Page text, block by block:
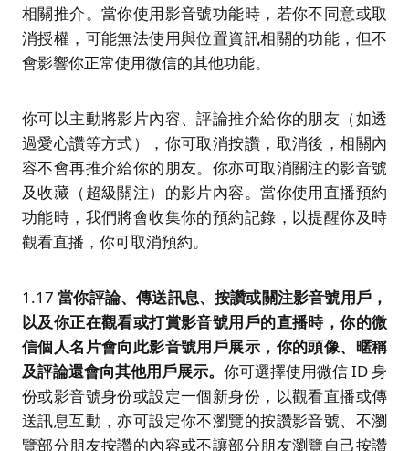
相關推介。當你使用影音號功能時，若你不同意或取
消授權，可能無法使用與位置資訊相關的功能，但不
會影響你正常使用微信的其他功能。
你可以主動將影片內容、評論推介給你的朋友（如透
過愛心讚等方式），你可取消按讚，取消後，相關內
容不會再推介給你的朋友。你亦可取消關注的影音號
及收藏（超級關注）的影片內容。當你使用直播預約
功能時，我們將會收集你的預約記錄，以提醒你及時
觀看直播，你可取消預約。
1.17當你評論、傳送訊息、按讚或關注影音號用戶，
以及你正在觀看或打賞影音號用戶的直播時，你的微
信個人名片會向此影音號用戶展示，你的頭像、暱稱
及評論還會向其他用戶展示。 你可選擇使用微信 ID 身
份或影音號身份或設定一個新身份，以觀看直播或傳
送訊息互動，亦可設定你不瀏覽的按讚影音號、不瀏
覽部分朋友按讚的內容或不讓部分朋友瀏覽自己按讚